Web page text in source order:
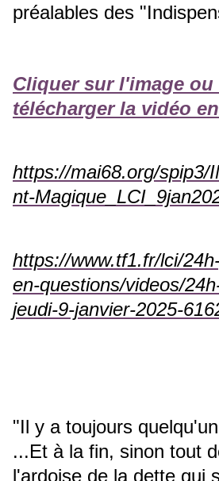
préalables des
Cliquer sur l'image
télécharger la vidéo
https://mai68.org/spip3/
nt-
https://www.tf1.fr/lci/
en-questions/videos/
jeudi-9-janvier-2025-
"Il y a toujours
...Et à la fin, sinon tout
l'ardoise de la dette qui